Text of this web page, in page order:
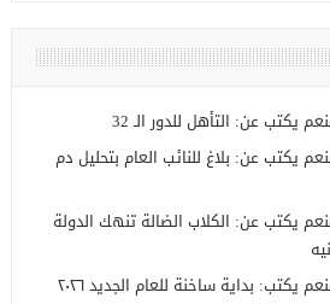
يكتب عن: التأهل للدور الـ 32
يكتب عن: بلاغ للنائب العام بتحليل دم
يكتب عن: الكلاب الضالة تنهك الدولة
يكتب: بداية ساخنة للعام الجديد ٢٠٢٦